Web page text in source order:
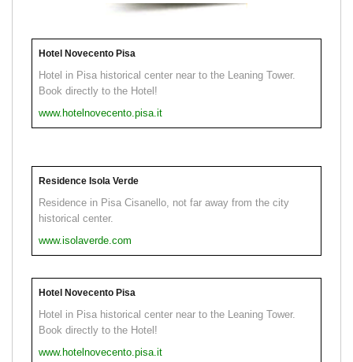
Hotel Novecento Pisa
Hotel in Pisa historical center near to the Leaning Tower.
Book directly to the Hotel!
www.hotelnovecento.pisa.it
Residence Isola Verde
Residence in Pisa Cisanello, not far away from the city
historical center.
www.isolaverde.com
Hotel Novecento Pisa
Hotel in Pisa historical center near to the Leaning Tower.
Book directly to the Hotel!
www.hotelnovecento.pisa.it